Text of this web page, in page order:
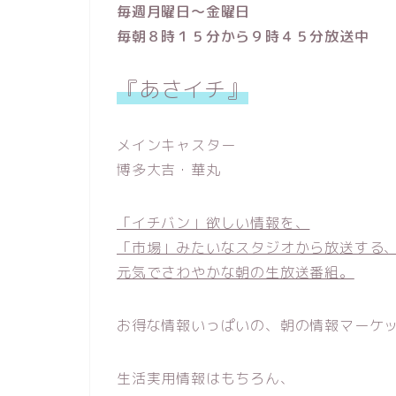
毎週月曜日～金曜日
毎朝８時１５分から９時４５分放送中
『あさイチ』
メインキャスター
博多大吉・華丸
「イチバン」欲しい情報を、
「市場」みたいなスタジオから放送する、
元気でさわやかな朝の生放送番組。
お得な情報いっぱいの、朝の情報マーケ
生活実用情報はもちろん、